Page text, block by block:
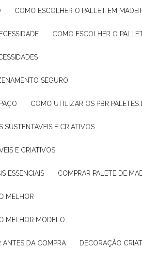
COMO ESCOLHER O PALLET EM
COMO ESCOLHER O
SEGURO
COMO UTILIZAR OS PBR
SUSTENTÁVEIS E CRIATIVOS
E CRIATIVOS
ESSENCIAIS COMPRAR PALETE DE
MELHOR
MELHOR MODELO
ANTES DA COMPRA DECORAÇÃO